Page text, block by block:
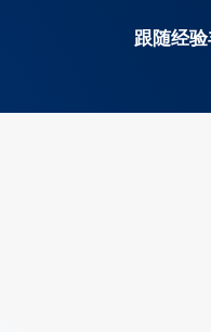
跟随经